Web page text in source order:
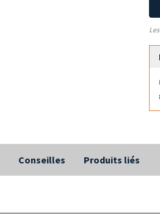
Conseilles Produits liés